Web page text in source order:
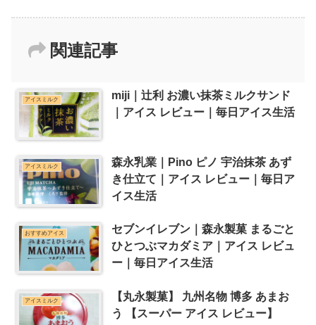
関連記事
アイスミルク
miji｜辻利 お濃い抹茶ミルクサンド
｜アイス レビュー｜毎日アイス生活
アイスミルク
森永乳業｜Pino ピノ 宇治抹茶 あず
き仕立て｜アイス レビュー｜毎日ア
イス生活
おすすめアイス
セブンイレブン｜森永製菓 まるごと
ひとつぶマカダミア｜アイス レビュ
ー｜毎日アイス生活
アイスミルク
【丸永製菓】 九州名物 博多 あまお
う 【スーパー アイス レビュー】